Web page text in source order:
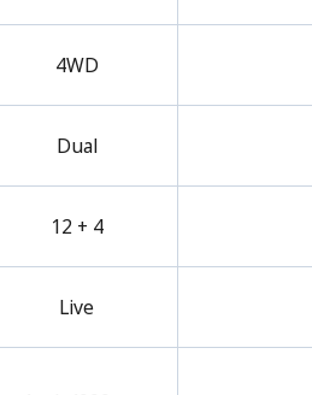
4WD
Dual
12 + 4
Live